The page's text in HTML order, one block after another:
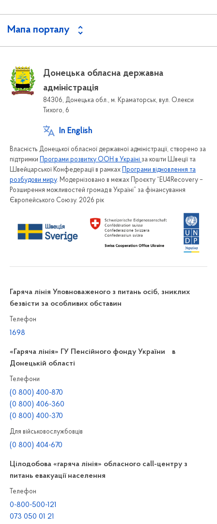
Мапа порталу
Донецька обласна державна
адміністрація
84306, Донецька обл., м. Краматорськ, вул. Олекси
Тихого, 6
In English
Власність Донецької обласної державної адміністрації, створено за
підтримки Програми розвитку ООН в Україні за кошти Швеції та
Швейцарської Конфедерації в рамках Програми відновлення та
розбудови миру. Модернізовано в межах Проєкту “EU4Recovery –
Розширення можливостей громад в Україні” за фінансування
Європейського Союзу. 2026 рік
Гаряча лінія Уповноваженого з питань осіб, зниклих
безвісти за особливих обставин
Телефон
1698
«Гаряча лінія» ГУ Пенсійного фонду України в
Донецькій області
Телефони
(0 800) 400-870
(0 800) 406-360
(0 800) 400-370
Для військовослужбовців
(0 800) 404-670
Цілодобова «гаряча лінія» обласного call-центру з
питань евакуації населення
Телефон
0-800-500-121
073 050 01 21